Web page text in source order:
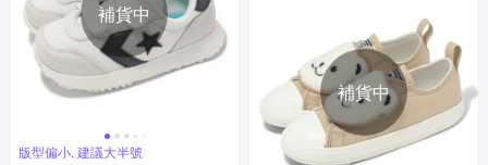
補貨中
版型偏小, 建議大半號
補貨中